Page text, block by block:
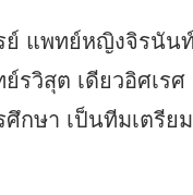
ย์ แพทย์หญิงจิรนั
รวิสุต เดียวอิศเ
กษา เป็นทีมเตรี